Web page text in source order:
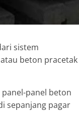
sistem
beton pracetak
panel beton
sepanjang pagar